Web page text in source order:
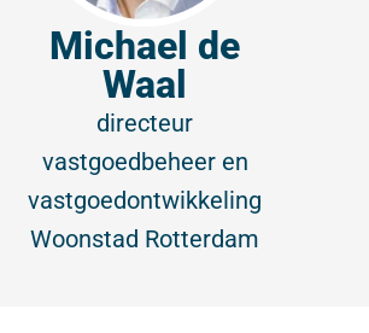
Michael de
Waal
directeur
vastgoedbeheer en
vastgoedontwikkeling
Woonstad Rotterdam